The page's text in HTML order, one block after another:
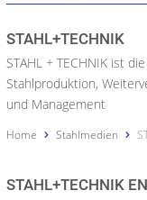
STAHL+TECHNIK
STAHL + TECHNIK ist
Stahlproduktion,
und Management
Home Stahlmedien
STAHL+TECHNIK EN